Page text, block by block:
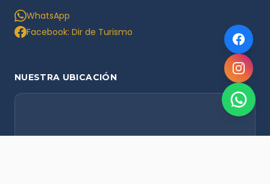
WhatsApp
Facebook: Dir de Turismo
NUESTRA UBICACIÓN